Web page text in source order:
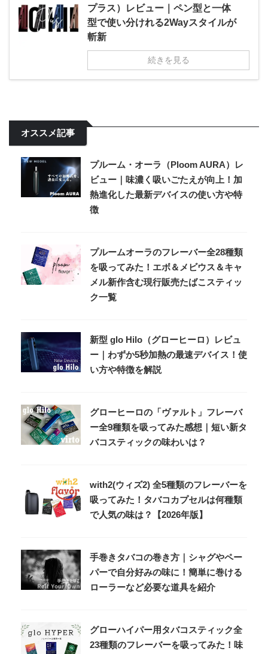
プラス）レビュー｜ペン型と一体
型で使い分けれる2Wayスタイルが
斬新
続きを見る
オススメ記事
プルーム・オーラ（Ploom AURA）レ
ビュー｜味濃く吸いごたえが向上！加
熱進化した最新デバイスの使い方や特
徴
プルームオーラのフレーバー全28種類
を吸ってみた！エボ＆メビウス＆キャ
メル新作含む現行販売たばこスティッ
ク一覧
新型 glo Hilo（グローヒーロ）レビュ
ー｜わずか5秒加熱の最速デバイス！使
い方や特徴を解説
グローヒーロの「ヴァルト」フレーバ
ー全9種類を吸ってみた感想｜短い新タ
バコスティックの味わいは？
with2(ウィズ2) 全5種類のフレーバーを
吸ってみた！タバコカプセルは何種類
で人気の味は？【2026年版】
手巻きタバコの巻き方｜シャグやペー
パーで自分好みの味に！簡単に巻ける
ローラーなど必要な道具を紹介
グローハイパー用タバコスティック全
23種類のフレーバーを吸ってみた！味